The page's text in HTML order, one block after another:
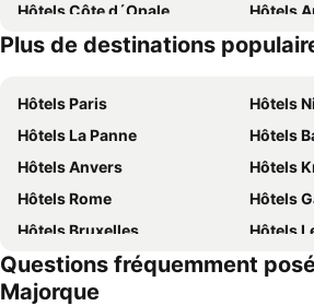
Hôtels Côte d´Opale
Hôtels
Hôtels Belgique
Hôtels
Plus de destinations
Hôtels Paris
Hôtels
Hôtels La Panne
Hôtels
Hôtels Anvers
Hôtels
Hôtels Rome
Hôtels
Hôtels Bruxelles
Hôtels
Hôtels Rotterdam
Hôtels
Hôtels Le Touquet-Paris-Plage
Questions fréquemment
Majorque